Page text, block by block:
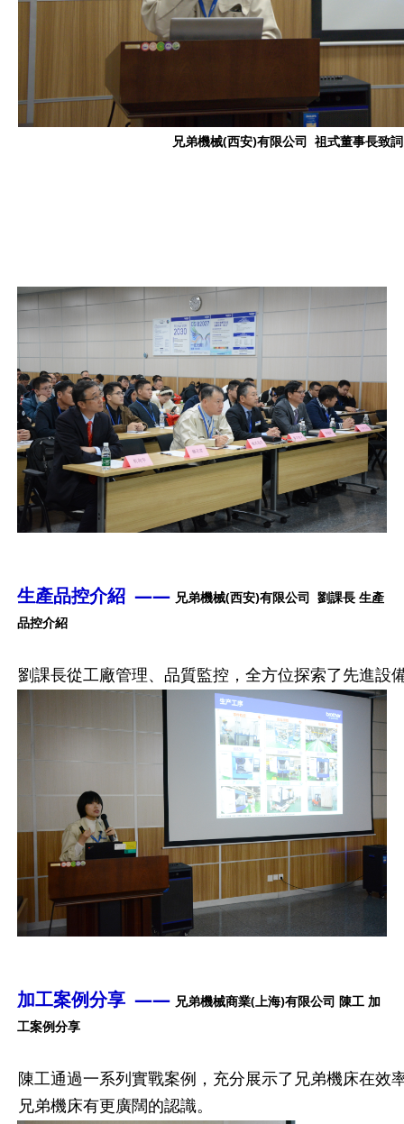
兄弟機械(西安)有限公司 祖式董事長致詞
生產品控介紹 ——兄弟機械(西安)有限公司 劉課長 生產
品控介紹
劉課長從工廠管理、品質監控，全方位探索了先進
加工案例分享 —— 兄弟機械商業(上海)有限公司 陳工 加
工案例分享
陳工通過一系列實戰案例，充分展示了兄弟機床在
兄弟機床有更廣闊的認識。